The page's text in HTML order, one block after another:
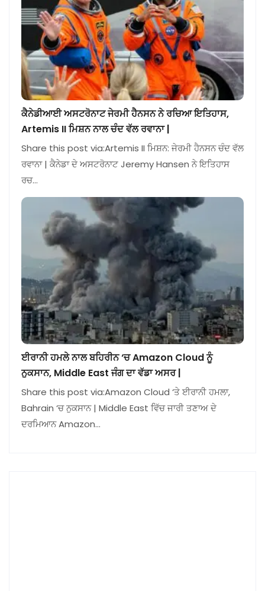
ਕੈਨੇਡੀਆਈ ਅਸਟਰੋਨਾਟ ਜੇਰਮੀ ਹੈਨਸਨ ਨੇ ਰਚਿਆ ਇਤਿਹਾਸ,
Artemis II ਮਿਸ਼ਨ ਨਾਲ ਚੰਦ ਵੱਲ ਰਵਾਨਾ |
Share this post via:Artemis II ਮਿਸ਼ਨ: ਜੇਰਮੀ ਹੈਨਸਨ ਚੰਦ ਵੱਲ
ਰਵਾਨਾ | ਕੈਨੇਡਾ ਦੇ ਅਸਟਰੋਨਾਟ Jeremy Hansen ਨੇ ਇਤਿਹਾਸ
ਰਚ…
ਈਰਾਨੀ ਹਮਲੇ ਨਾਲ ਬਹਿਰੀਨ ‘ਚ Amazon Cloud ਨੂੰ
ਨੁਕਸਾਨ, Middle East ਜੰਗ ਦਾ ਵੱਡਾ ਅਸਰ |
Share this post via:Amazon Cloud ‘ਤੇ ਈਰਾਨੀ ਹਮਲਾ,
Bahrain ‘ਚ ਨੁਕਸਾਨ | Middle East ਵਿੱਚ ਜਾਰੀ ਤਣਾਅ ਦੇ
ਦਰਮਿਆਨ Amazon…